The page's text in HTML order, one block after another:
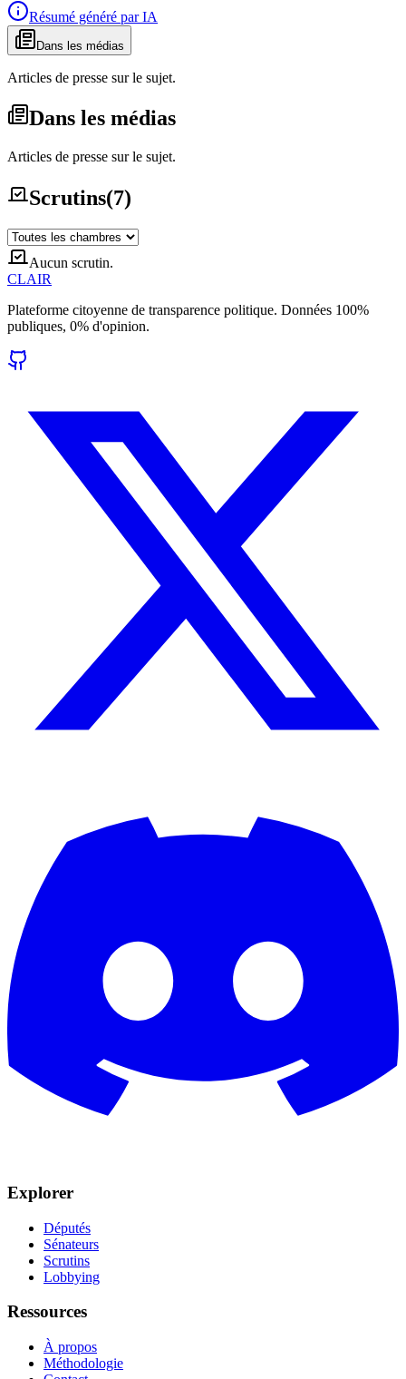
Résumé généré par IA
Dans les médias
Articles de presse sur le sujet.
Dans les médias
Articles de presse sur le sujet.
Scrutins(7)
Aucun scrutin.
CLAIR
Plateforme citoyenne de transparence politique. Données 100%
publiques, 0% d'opinion.
Explorer
Députés
Sénateurs
Scrutins
Lobbying
Ressources
À propos
Méthodologie